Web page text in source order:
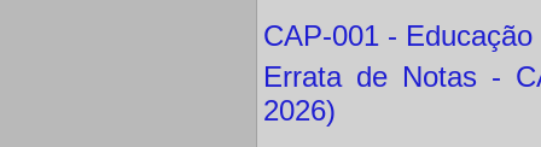
CAP-001 -
Errata de Notas -
2026)